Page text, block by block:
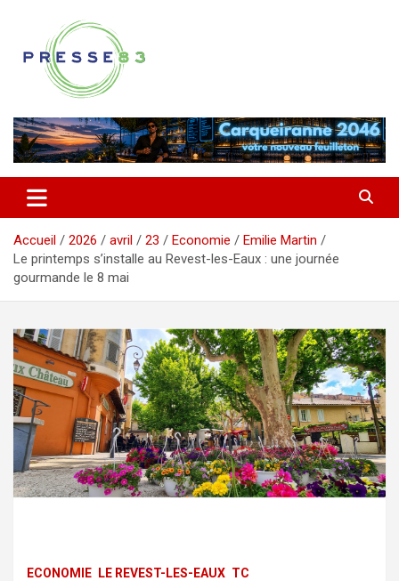
contenu
Presse 83
Accueil 2026 avril 23 Economie
Emilie Martin
Le printemps s’installe au Revest-les-Eaux : une journée
gourmande le 8 mai
ECONOMIE LE REVEST-LES-EAUX TC